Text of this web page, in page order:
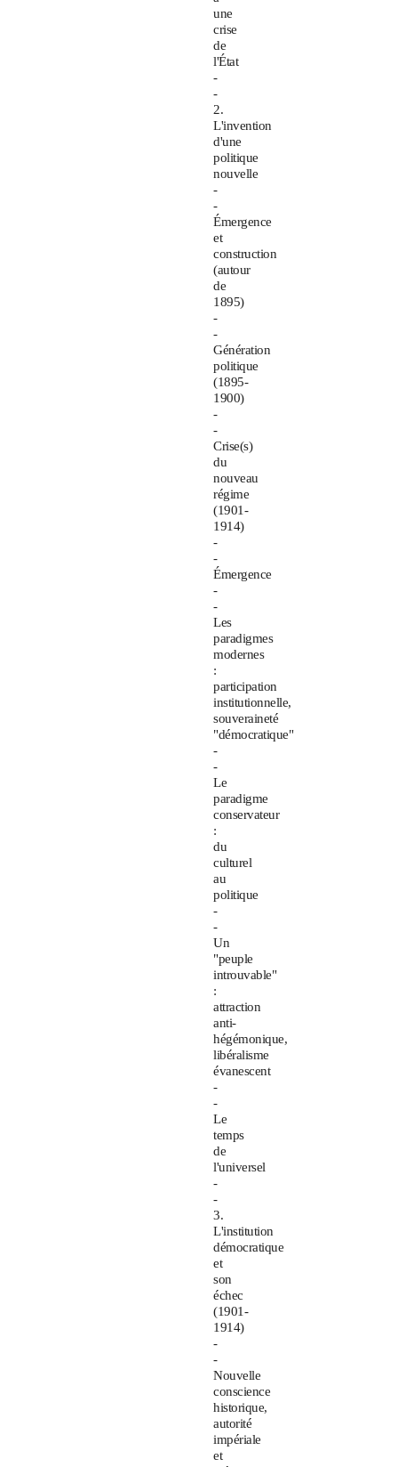
une
crise
de
l'État
-
-
2.
L'invention
d'une
politique
nouvelle
-
-
Émergence
et
construction
(autour
de
1895)
-
-
Génération
politique
(1895-
1900)
-
-
Crise(s)
du
nouveau
régime
(1901-
1914)
-
-
Émergence
-
-
Les
paradigmes
modernes
:
participation
institutionnelle,
souveraineté
"démocratique"
-
-
Le
paradigme
conservateur
:
du
culturel
au
politique
-
-
Un
"peuple
introuvable"
:
attraction
anti-
hégémonique,
libéralisme
évanescent
-
-
Le
temps
de
l'universel
-
-
3.
L'institution
démocratique
et
son
échec
(1901-
1914)
-
-
Nouvelle
conscience
historique,
autorité
impériale
et